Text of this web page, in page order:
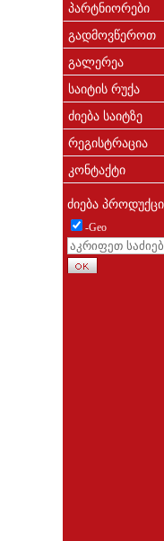
პარტნიორები
გადმოვწეროთ
გალერეა
საიტის რუქა
ძიება საიტზე
რეგისტრაცია
კონტაქტი
ძიება
-Geo